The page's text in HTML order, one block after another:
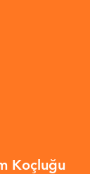
Koçluğu